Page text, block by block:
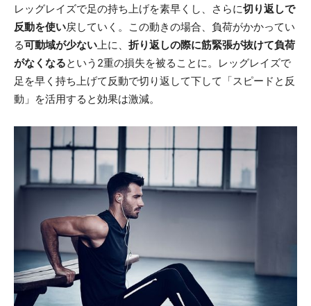
レッグレイズで足の持ち上げを素早くし、さらに切り返しで
反動を使い戻していく。この動きの場合、負荷がかかってい
る可動域が少ない上に、 折り返しの際に筋緊張が抜けて負荷
がなくなるという2重の損失を被ることに。レッグレイズで
足を早く持ち上げて反動で切り返して下して「スピードと反
動」を活用すると効果は激減。